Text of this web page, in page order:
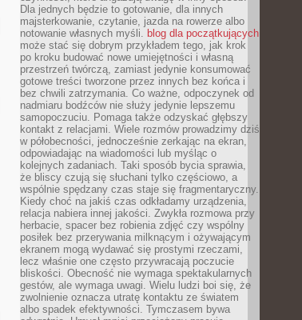
Dla jednych będzie to gotowanie, dla innych
majsterkowanie, czytanie, jazda na rowerze albo
notowanie własnych myśli. blog dla początkujących
może stać się dobrym przykładem tego, jak krok
po kroku budować nowe umiejętności i własną
przestrzeń twórczą, zamiast jedynie konsumować
gotowe treści tworzone przez innych bez końca i
bez chwili zatrzymania. Co ważne, odpoczynek od
nadmiaru bodźców nie służy jedynie lepszemu
samopoczuciu. Pomaga także odzyskać głębszy
kontakt z relacjami. Wiele rozmów prowadzimy dziś
w półobecności, jednocześnie zerkając na ekran,
odpowiadając na wiadomości lub myśląc o
kolejnych zadaniach. Taki sposób bycia sprawia,
że bliscy czują się słuchani tylko częściowo, a
wspólnie spędzany czas staje się fragmentaryczny.
Kiedy choć na jakiś czas odkładamy urządzenia,
relacja nabiera innej jakości. Zwykła rozmowa przy
herbacie, spacer bez robienia zdjęć czy wspólny
posiłek bez przerywania milknącym i ożywającym
ekranem mogą wydawać się prostymi rzeczami,
lecz właśnie one często przywracają poczucie
bliskości. Obecność nie wymaga spektakularnych
gestów, ale wymaga uwagi. Wielu ludzi boi się, że
zwolnienie oznacza utratę kontaktu ze światem
albo spadek efektywności. Tymczasem bywa